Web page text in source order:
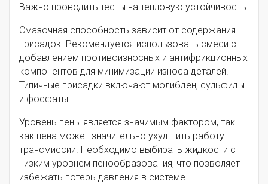
Важно проводить тесты на тепловую устойчивость.
Смазочная способность зависит от содержания
присадок. Рекомендуется использовать смеси с
добавлением противоизносных и антифрикционных
компонентов для минимизации износа деталей.
Типичные присадки включают молибден, сульфиды
и фосфаты.
Уровень пены является значимым фактором, так
как пена может значительно ухудшить работу
трансмиссии. Необходимо выбирать жидкости с
низким уровнем пенообразования, что позволяет
избежать потерь давления в системе.